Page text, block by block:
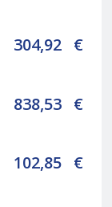
304,92 €
838,53 €
102,85 €